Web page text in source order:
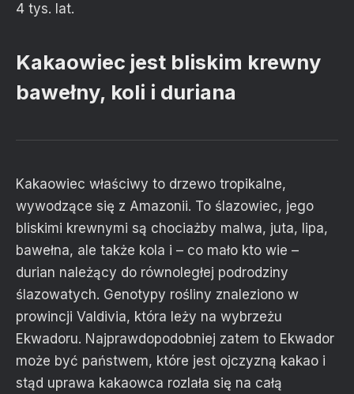
4 tys. lat.
Kakaowiec jest bliskim krewny
bawełny, koli i duriana
Kakaowiec właściwy to drzewo tropikalne,
wywodzące się z Amazonii. To ślazowiec, jego
bliskimi krewnymi są chociażby malwa, juta, lipa,
bawełna, ale także kola i – co mało kto wie –
durian należący do równoległej podrodziny
ślazowatych. Genotypy rośliny znaleziono w
prowincji Valdivia, która leży na wybrzeżu
Ekwadoru. Najprawdopodobniej zatem to Ekwador
może być państwem, które jest ojczyzną kakao i
stąd uprawa kakaowca rozlała się na całą